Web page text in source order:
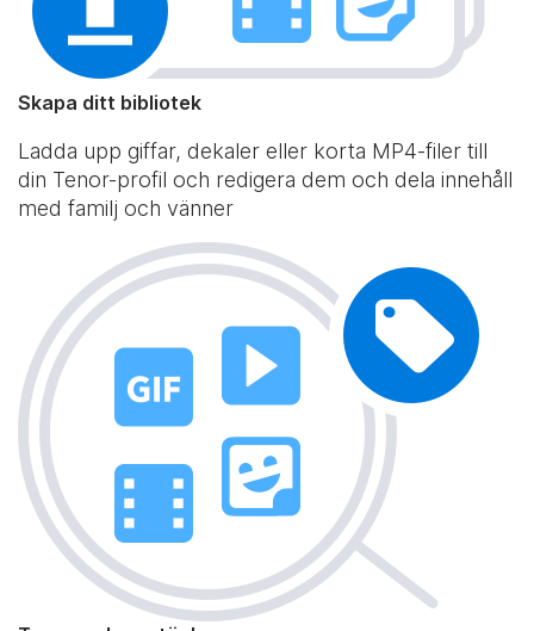
Skapa ditt bibliotek
Ladda upp giffar, dekaler eller korta MP4-filer till
din Tenor-profil och redigera dem och dela innehåll
med familj och vänner